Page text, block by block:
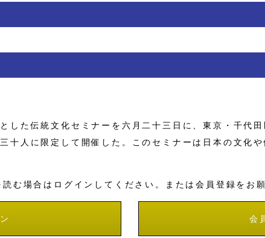
した伝統文化セミナーを六月二十三日に、東京・千代
十人に限定して開催した。このセミナーは日本の文化
む場合はログインしてください。または会員登録をお
会